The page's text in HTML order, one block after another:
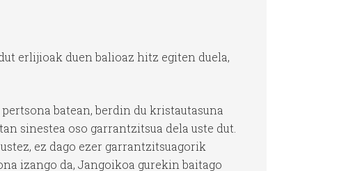
erlijioak duen balioaz hitz egiten duela,
batean, berdin du kristautasuna
sinestea oso garrantzitsua dela uste dut.
ez dago ezer garrantzitsuagorik
izango da, Jangoikoa gurekin baitago